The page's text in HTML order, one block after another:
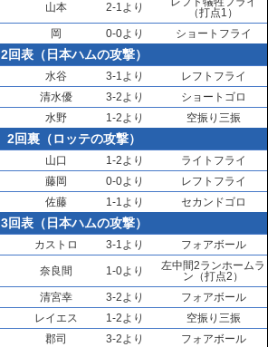
山本 2-1より
（打点1）
岡 0-0より ショートフライ
2回表（日本ハムの攻撃）
水谷 3-1より
レフトフライ
清水優 3-2より
ショートゴロ
水野 1-2より 空振り三振
2回裏（ロッテの攻撃）
山口 1-2より
ライトフライ
藤岡 0-0より
レフトフライ
佐藤 1-1より セカンドゴロ
3回表（日本ハムの攻撃）
カストロ 3-1より フォアボール
奈良間 1-0より
左中間2ランホームラ
ン（打点2）
清宮幸 3-2より
フォアボール
レイエス 1-2より
空振り三振
郡司 3-2より
フォアボール